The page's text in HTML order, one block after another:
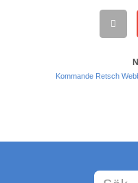
Kommande Retsch